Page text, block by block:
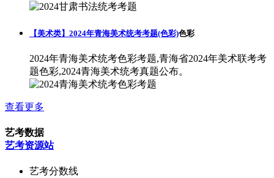
【美术类】2024年青海美术统考考题(色彩)色彩
2024年青海美术统考色彩考题,青海省2024年美术联考考
题色彩,2024青海美术统考真题公布。
查看更多
艺考数据
艺考资源站
艺考分数线